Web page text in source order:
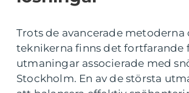
Trots de avancerade metoderna
teknikerna finns det fortfarande
utmaningar associerade med
Stockholm. En av de största